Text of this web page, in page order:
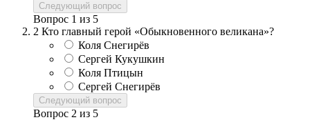
Следующий вопрос
Вопрос 1 из 5
2 Кто главный герой «Обыкновенного великана»?
Коля Снегирёв
Сергей Кукушкин
Коля Птицын
Сергей Снегирёв
Следующий вопрос
Вопрос 2 из 5